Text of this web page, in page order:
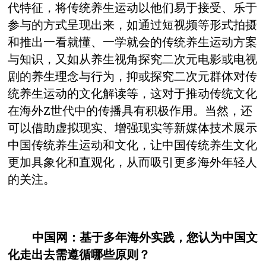
代特征，将传统养生运动以他们易于接受、乐于
参与的方式呈现出来，如通过短视频等形式拍摄
和推出一看就懂、一学就会的传统养生运动方案
与知识，又如从养生视角探究二次元电影或电视
剧的养生理念与行为，抑或探究二次元群体对传
统养生运动的文化解读等，这对于推动传统文化
在海外Z世代中的传播具有积极作用。当然，还
可以借助虚拟现实、增强现实等新媒体技术展示
中国传统养生运动和文化，让中国传统养生文化
更加具象化和直观化，从而吸引更多海外年轻人
的关注‌。
中国网：基于多年海外实践，您认为中国文
化走出去需遵循哪些原则？